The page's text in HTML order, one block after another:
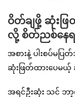
ဝိတ်ချဖို့ ဆုံး
လို့ စိတ်ညစ်နေရ
အစားနဲ့ ပါးစပ်မပ
ဆုံးဖြတ်ထားပေမ
အရင်ဦးဆုံး သင်